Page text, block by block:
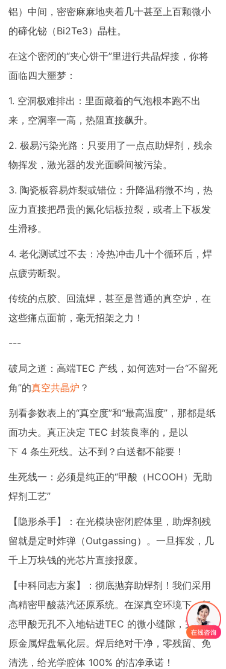
铝）中间，密密麻麻地夹着几十甚至上百颗微小
的碲化铋（Bi2Te3）晶柱。
在这个密闭的“夹心饼干”里进行共晶焊接，你将
面临四大噩梦：
1. 空洞极难排出：里面藏着的气泡根本跑不出
来，空洞率一高，热阻直接飙升。
2. 极易污染光路：只要用了一点点助焊剂，残余
物挥发，激光器的发光面瞬间被污染。
3. 陶瓷板容易炸裂或错位：升降温稍微不均，热
应力直接把昂贵的氮化铝板拉裂，或者上下板发
生滑移。
4. 老化测试过不去：冷热冲击几十个循环后，焊
点疲劳断裂。
传统的点胶、回流焊，甚至是普通的真空炉，在
这些痛点面前，毫无招架之力！
---
破局之道：高端TEC 产线，如何选对一台“不留死
角”的真空共晶炉 ？
别看参数表上的“真空度”和“最高温度”，那都是纸
面功夫。真正决定 TEC 封装良率的，是以
下 4 条生死线。达不到？白送都不能要！
生死线一：必须是纯正的“甲酸（HCOOH）无助
焊剂工艺”
【隐形杀手】：在光模块密闭腔体里，助焊剂残
留就是定时炸弹（Outgassing）。一旦挥发，几
千上万块钱的光芯片直接报废。
【中科同志方案】：彻底抛弃助焊剂！我们采用
高精密甲酸蒸汽还原系统。在深真空环境下，气
态甲酸无孔不入地钻进TEC 的微小缝隙，完美还
原金属焊盘氧化层。焊后绝对干净，零残留、免
清洗，给光学腔体 100% 的洁净承诺！